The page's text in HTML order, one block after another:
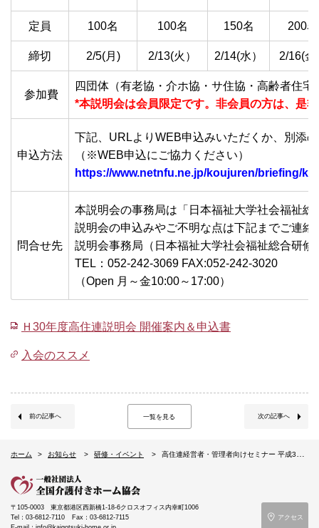
定員 100名 100名 150名 200名
締切 2/5(月) 2/13(火） 2/14(水） 2/16(金
参加費
四団体（有老協・介ホ協・サ住協・高齢者住
*本説明会は会員限定です。非会員の方は、是
申込方法
下記、URLよりWEB申込みいただくか、別添
（※WEB申込にご協力ください）
https://www.netnfu.ne.jp/koujuren/briefing/
問合せ先
本説明会の事務局は「日本福祉大学社会福祉
説明会の申込みやご不明な点は下記までご連絡
説明会事務局（日本福祉大学社会福祉総合研修
TEL：052-242-3069 FAX:052-242-3020
（Open 月～金10:00～17:00）
Ｈ30年度高住連説明会 開催案内＆申込書
入会のススメ
前の記事へ 一覧を見る 次の記事へ
ホーム お知らせ 研修・イベント 高住連経営者・管理者向けセミナー 平成30年度介護報酬改定説明会（3/8広島会場）
〒105-0003 東京都港区西新橋1-18-6クロスオフィス内幸町1006
Tel：03-6812-7110
Fax：03-6812-7115
アクセス